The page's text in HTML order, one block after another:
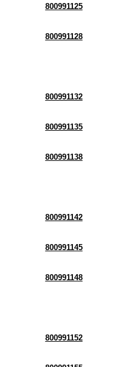
800991125
800991128
800991132
800991135
800991138
800991142
800991145
800991148
800991152